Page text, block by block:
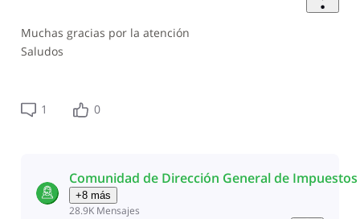
Muchas gracias por la atención
Saludos
1 0
Comunidad de Dirección General de
+8 más
28.9K Mensajes